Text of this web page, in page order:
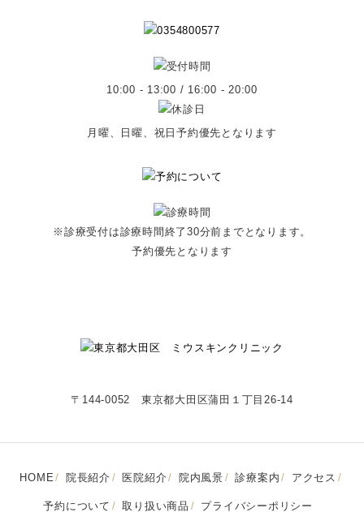
10:00 - 13:00 / 16:00 - 20:00
月曜、日曜、祝日予約優先となります
※診療受付は診療時間終了30分前までとなります。
予約優先となります
〒144-0052 東京都大田区蒲田１丁目26-14
HOME 院長紹介 医院紹介 院内風景 診療案内 アクセス
予約について 取り扱い商品 プライバシーポリシー